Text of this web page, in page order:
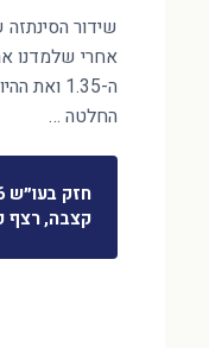
שידור הסינתזה
ה-1.35
החלטה …
קצבה, רצף